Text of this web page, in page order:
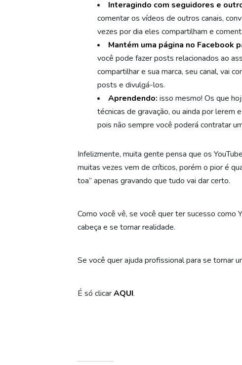
Interagindo com seguidores e
comentar os vídeos de outros canais,
vezes por dia eles compartilham e
Mantém uma página no Facebook
você pode fazer posts relacionados ao
compartilhar e sua marca, seu canal, vai
posts e divulgá-los.
Aprendendo: isso mesmo! Os que
técnicas de gravação, ou ainda por
pois não sempre você poderá contratar
Infelizmente, muita gente pensa que os
muitas vezes vem de críticos, porém o pior é
toa” apenas gravando que tudo vai dar certo.
Como você vê, se você quer ter sucesso como
cabeça e se tornar realidade.
Se você quer ajuda profissional para se tornar
É só clicarAQUI.